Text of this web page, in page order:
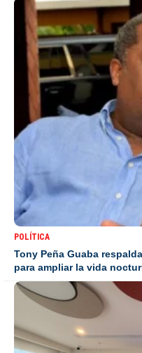
POLÍTICA
Tony Peña Guaba
para ampliar la vida